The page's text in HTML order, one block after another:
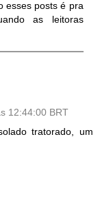
esses posts é pra
as leitoras
12:44:00 BRT
tratorado, um